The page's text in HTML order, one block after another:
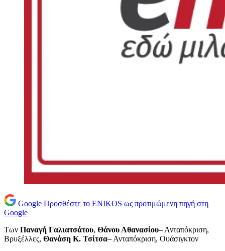
Google Προσθέστε το ENIKOS ως προτιμώμενη πηγή στη
Google
Των Παναγή Γαλιατσάτου, Θάνου Αθανασίου– Ανταπόκριση,
Βρυξέλλες, Θανάση Κ. Τσίτσα– Ανταπόκριση, Ουάσιγκτον